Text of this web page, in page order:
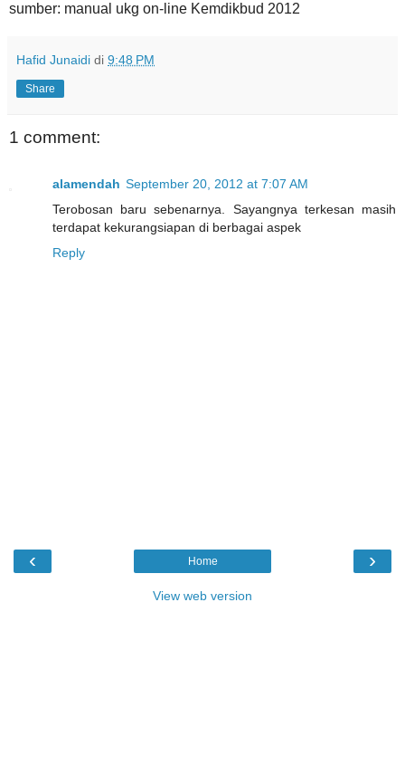
sumber: manual ukg on-line Kemdikbud 2012
Hafid Junaidi di 9:48 PM
Share
1 comment:
alamendah September 20, 2012 at 7:07 AM
Terobosan baru sebenarnya. Sayangnya terkesan masih
terdapat kekurangsiapan di berbagai aspek
Reply
‹ ›
Home
View web version